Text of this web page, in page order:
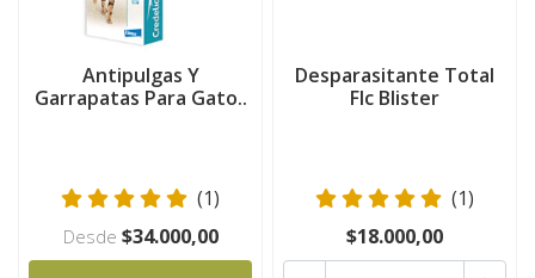
Antipulgas Y
Garrapatas Para Gato..
(1)
Desde $34.000,00
Desparasitante Total
Flc Blister
(1)
$18.000,00